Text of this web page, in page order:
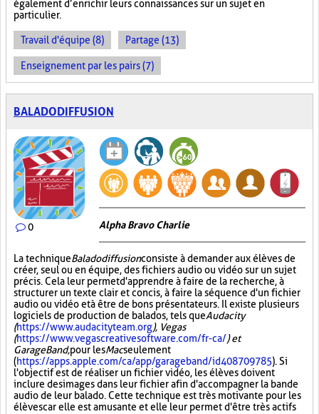
également d’enrichir leurs connaissances sur un sujet en
particulier.
Travail d'équipe (8) Partage (13)
Enseignement par les pairs (7)
BALADODIFFUSION
0 Alpha Bravo Charlie
La techniqueBaladodiffusionconsiste à demander aux élèves de
créer, seul ou en équipe, des fichiers audio ou vidéo sur un sujet
précis. Cela leur permet d'apprendre à faire de la recherche, à
structurer un texte clair et concis, à faire la séquence d'un fichier
audio ou vidéo et à être de bons présentateurs. Il existe plusieurs
logiciels de production de balados, tels queAudacity
(https://www.audacityteam.org), Vegas
(https://www.vegascreativesoftware.com/fr-ca/) et
GarageBand,pour lesMacseulement
(https://apps.apple.com/ca/app/garageband/id408709785). Si
l'objectif est de réaliser un fichier vidéo, les élèves doivent
inclure des images dans leur fichier afin d'accompagner la bande
audio de leur balado. Cette technique est très motivante pour les
élèves car elle est amusante et elle leur permet d'être très actifs